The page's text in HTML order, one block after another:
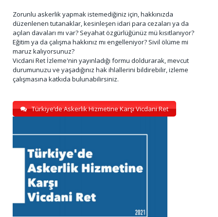
Zorunlu askerlik yapmak istemediğiniz için, hakkınızda
düzenlenen tutanaklar, kesinleşen idari para cezaları ya da
açılan davaları mı var? Seyahat özgürlüğünüz mü kısıtlanıyor?
Eğitim ya da çalışma hakkınız mı engelleniyor? Sivil ölüme mi
maruz kalıyorsunuz?
Vicdani Ret İzleme'nin yayınladığı formu doldurarak, mevcut
durumunuzu ve yaşadığınız hak ihlallerini bildirebilir, izleme
çalışmasına katkıda bulunabilirsiniz.
Türkiye’de Askerlik Hizmetine Karşı Vicdani Ret